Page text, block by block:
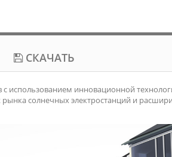
СКАЧАТЬ
использованием инновационной
солнечных электростанций и